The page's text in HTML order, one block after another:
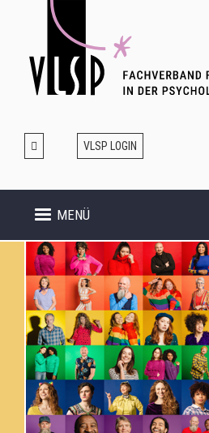
VLSP LOGIN
MENÜ